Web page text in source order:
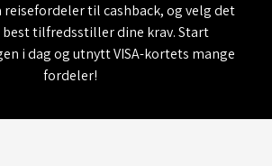
til cashback, og velg det
tilfredsstiller dine krav. Start
i dag og utnytt VISA-kortets mange
fordeler!